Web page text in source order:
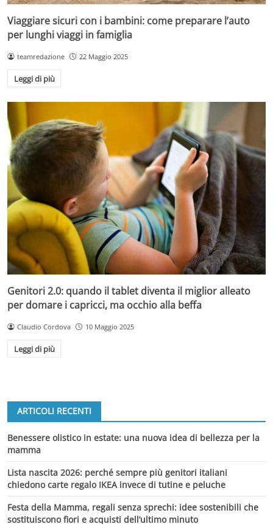
Viaggiare sicuri con i bambini: come preparare l’auto
per lunghi viaggi in famiglia
teamredazione 22 Maggio 2025
Leggi di più
Genitori 2.0: quando il tablet diventa il miglior alleato
per domare i capricci, ma occhio alla beffa
Claudio Cordova 10 Maggio 2025
Leggi di più
ARTICOLI RECENTI
Benessere olistico in estate: una nuova idea di bellezza per la
mamma
Lista nascita 2026: perché sempre più genitori italiani
chiedono carte regalo IKEA invece di tutine e peluche
Festa della Mamma, regali senza sprechi: idee sostenibili che
sostituiscono fiori e acquisti dell’ultimo minuto